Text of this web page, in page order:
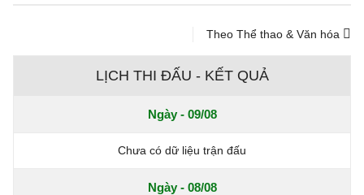
Theo Thể thao & Văn hóa
LỊCH THI ĐẤU - KẾT QUẢ
Ngày - 09/08
Chưa có dữ liệu trận đấu
Ngày - 08/08